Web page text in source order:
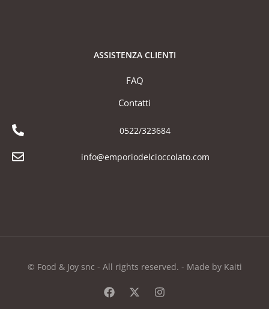
ASSISTENZA CLIENTI
FAQ
Contatti
0522/323684
info@emporiodelcioccolato.com
© Food & Joy snc - All rights reserved. - Made by Kaiti